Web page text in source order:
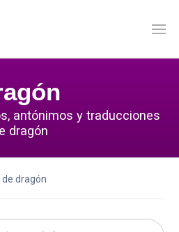
antónimos y traducciones
dragón
de dragón